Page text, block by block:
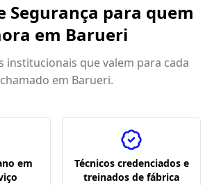
Segurança para quem
em Barueri
institucionais que valem para cada
chamado em Barueri.
em
Técnicos credenciados e
treinados de fábrica